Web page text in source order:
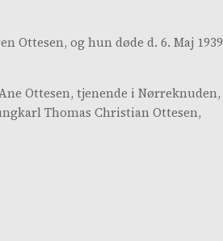
Ottesen, og hun døde d. 6. Maj 1939
Ottesen, tjenende i Nørreknuden,
Thomas Christian Ottesen,